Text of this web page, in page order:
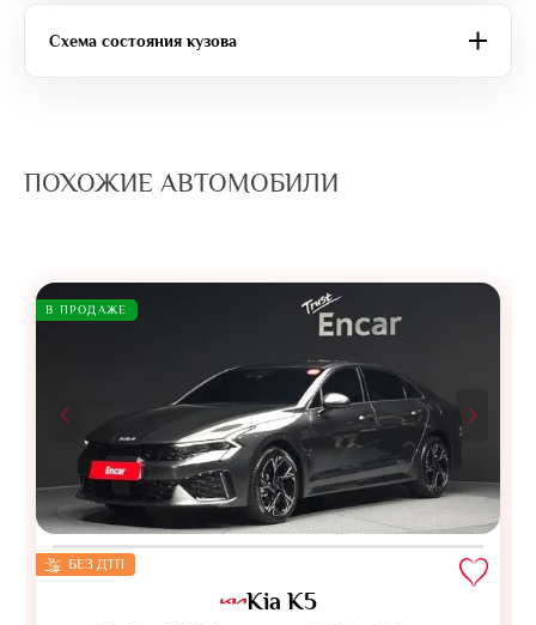
Схема состояния кузова
ПОХОЖИЕ АВТОМОБИЛИ
В ПРОДАЖЕ
БЕЗ ДТП
Kia K5